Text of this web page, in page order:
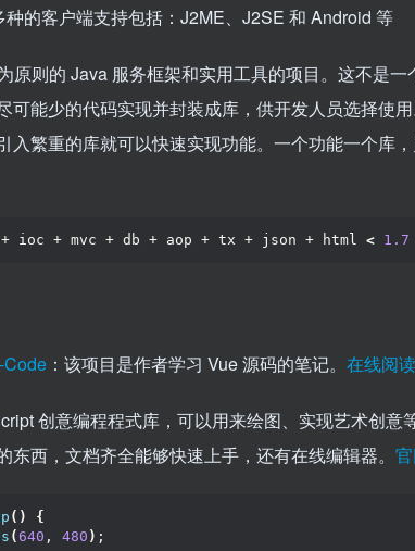
的客户端支持包括：J2ME、J2SE 和 Android 等
原则的 Java 服务框架和实用工具的项目。这不是
可能少的代码实现并封装成库，供开发人员选择使
入繁重的库就可以快速实现功能。一个功能一个库
ioc + mvc + db + aop + tx + json + html < 1.7
Code ：该项目是作者学习 Vue 源码的笔记。 在线阅读
创意编程程式库，可以用来绘图、实现艺术创
东西，文档齐全能够快速上手，还有在线编辑器。
()
{
(640 , 480 ) ;